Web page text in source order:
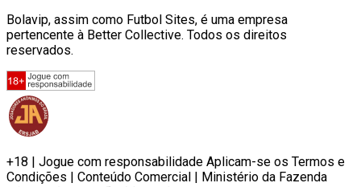
Bolavip, assim como Futbol Sites, é uma empresa
pertencente à Better Collective. Todos os direitos
reservados.
+18 | Jogue com responsabilidade Aplicam-se os Termos e
Condições | Conteúdo Comercial | Ministério da Fazenda